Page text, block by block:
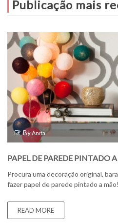
Publicação mais
ByAnita
PAPEL DE PAREDE PINTADO
Procura uma decoração original,
fazer papel de parede pintado a mão!
READ MORE